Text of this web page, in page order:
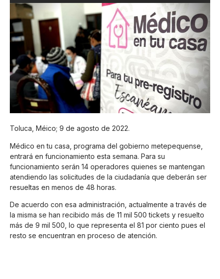
Toluca, Méico; 9 de agosto de 2022.
Médico en tu casa, programa del gobierno metepequense,
entrará en funcionamiento esta semana. Para su
funcionamiento serán 14 operadores quienes se mantengan
atendiendo las solicitudes de la ciudadanía que deberán ser
resueltas en menos de 48 horas.
De acuerdo con esa administración, actualmente a través de
la misma se han recibido más de 11 mil 500 tickets y resuelto
más de 9 mil 500, lo que representa el 81 por ciento pues el
resto se encuentran en proceso de atención.